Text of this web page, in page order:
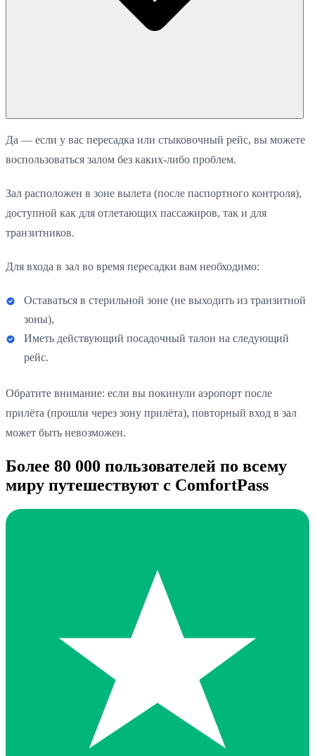
Да — если у вас пересадка или стыковочный рейс, вы можете
воспользоваться залом без каких-либо проблем.
Зал расположен в зоне вылета (после паспортного контроля),
доступной как для отлетающих пассажиров, так и для
транзитников.
Для входа в зал во время пересадки вам необходимо:
Оставаться в стерильной зоне (не выходить из транзитной
зоны),
Иметь действующий посадочный талон на следующий
рейс.
Обратите внимание: если вы покинули аэропорт после
прилёта (прошли через зону прилёта), повторный вход в зал
может быть невозможен.
Более 80 000 пользователей по всему
миру путешествуют с ComfortPass